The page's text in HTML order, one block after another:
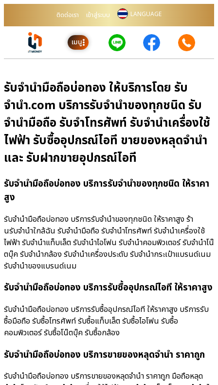
ติดต่อเรา เข้าสู่ระบบ LANGUAGE
เมนู
รับจำนำมือถือบ่อทอง ให้บริการโดย รับ
จํานํา.com บริการรับจำนำของทุกชนิด รับ
จำนำมือถือ รับจำโทรศัพท์ รับจำนำเครื่องใช้
ไฟฟ้า รับซื้ออุปกรณ์ไอที ขายของหลุดจำนำ
และ รับฝากขายอุปกรณ์ไอที
รับจำนำมือถือบ่อทอง บริการรับจำนำของทุกชนิด ให้ราคา
สูง
รับจำนำมือถือบ่อทอง บริการรับจำนำของทุกชนิด ให้ราคาสูง ร้า
นรับจํานําใกล้ฉัน รับจำนำมือถือ รับจำนำโทรศัพท์ รับจำนำเครื่องใช้
ไฟฟ้า รับจำนำแท็บเล็ต รับจำนำไอโฟน รับจำนำคอมพิวเตอร์ รับจำนำโน๊
ตบุ๊ค รับจำนำกล้อง รับจำนำเครื่องประดับ รับจำนำกระเป๋าแบรนด์เนม
รับจำนำของแบรนด์เนม
รับจำนำมือถือบ่อทอง บริการรับซื้ออุปกรณ์ไอที ให้ราคาสูง
รับจำนำมือถือบ่อทอง บริการรับซื้ออุปกรณ์ไอที ให้ราคาสูง บริการรับ
ซื้อมือถือ รับซื้อโทรศัพท์ รับซื้อแท็บเล็ต รับซื้อไอโฟน รับซื้อ
คอมพิวเตอร์ รับซื้อโน๊ตบุ๊ค รับซื้อกล้อง
รับจำนำมือถือบ่อทอง บริการขายของหลุดจำนำ ราคาถูก
รับจำนำมือถือบ่อทอง บริการขายของหลุดจำนำ ราคาถูก มือถือหลุด